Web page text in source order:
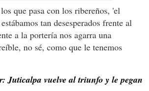
que pasa con los ribereños, 'el
tan desesperados frente al
a la portería nos agarra una
no sé, como que le tenemos
Juticalpa vuelve al triunfo y le pegan